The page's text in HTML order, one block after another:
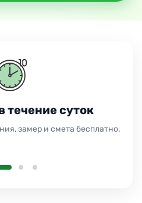
ежегодно
частные дома — разово и по